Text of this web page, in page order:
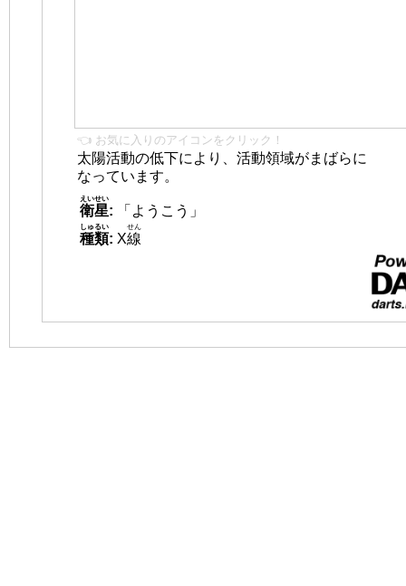
👈 お気に入りのアイコンをクリック！
太陽活動の低下により、活動領域がまばらに
なっています。
衛星
えいせい
:
「ようこう」
種類
しゅるい
: X線
せん